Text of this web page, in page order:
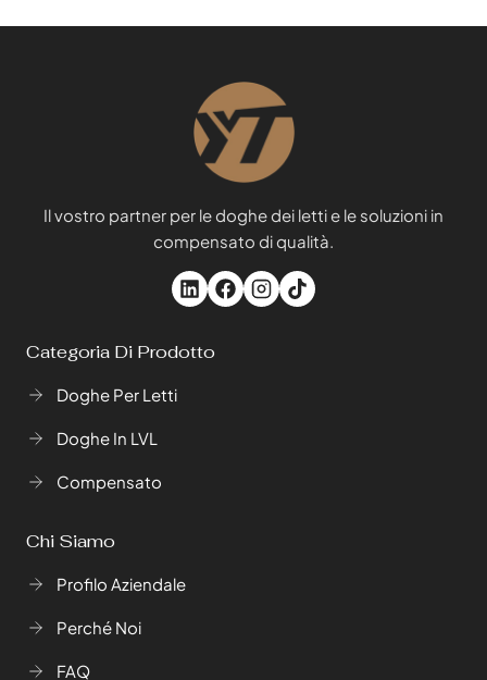
Il vostro partner per le doghe dei letti e le soluzioni in
compensato di qualità.
Categoria Di Prodotto
Doghe Per Letti
Doghe In LVL
Compensato
Chi Siamo
Profilo Aziendale
Perché Noi
FAQ